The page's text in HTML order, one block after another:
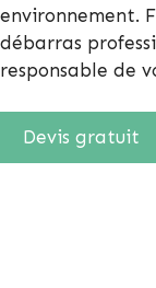
environnement.
débarras
responsable de
Devis gratuit